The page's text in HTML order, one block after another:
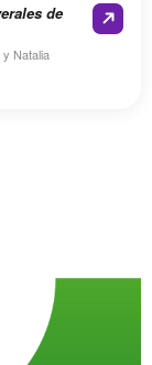
de
y Natalia